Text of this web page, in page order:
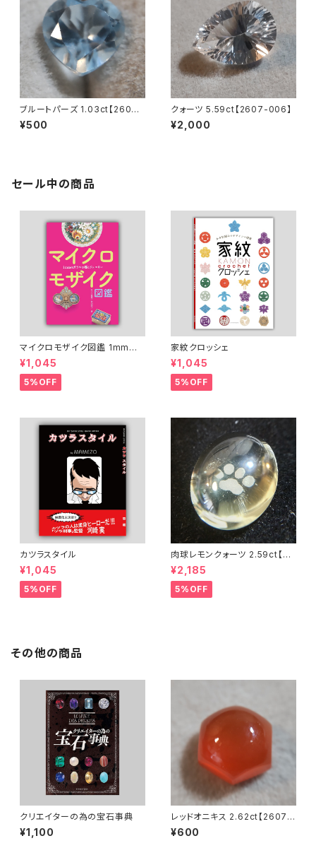
ブルートパーズ 1.03ct【2604-
006】
¥500
クォーツ 5.59ct【2607-006】
¥2,000
セール中の商品
マイクロモザイク図鑑 1mmの
ガラスで描くジュエリー
¥1,045
5%OFF
家紋クロッシェ
¥1,045
5%OFF
カツラスタイル
¥1,045
5%OFF
肉球レモンクォーツ 2.59ct【25
06-002】
¥2,185
5%OFF
その他の商品
クリエイターの為の宝石事典
¥1,100
レッドオニキス 2.62ct【2607-
003】
¥600